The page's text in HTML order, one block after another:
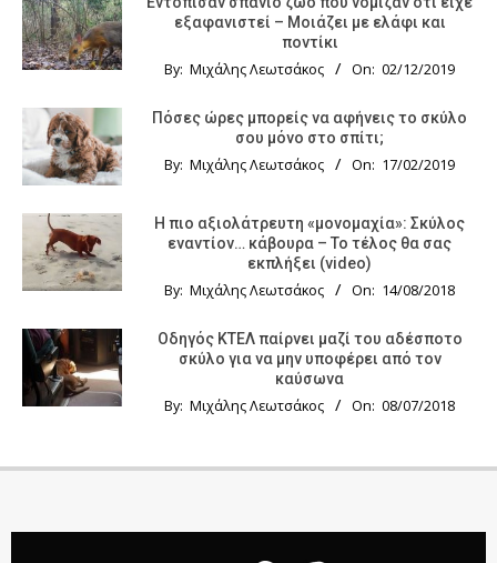
εξαφανιστεί – Μοιάζει με ελάφι και
ποντίκι
By: Μιχάλης Λεωτσάκος On: 02/12/2019
Πόσες ώρες μπορείς να αφήνεις το σκύλο
σου μόνο στο σπίτι;
By: Μιχάλης Λεωτσάκος On: 17/02/2019
Η πιο αξιολάτρευτη «μονομαχία»: Σκύλος
εναντίον… κάβουρα – Το τέλος θα σας
εκπλήξει (video)
By: Μιχάλης Λεωτσάκος On: 14/08/2018
Οδηγός KTΕΛ παίρνει μαζί του αδέσποτο
σκύλο για να μην υποφέρει από τον
καύσωνα
By: Μιχάλης Λεωτσάκος On: 08/07/2018